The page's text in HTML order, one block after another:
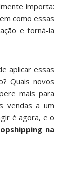
importa:
como essas
e torná-la
aplicar essas
Quais novos
mais para
vendas a um
é agora, e o
na